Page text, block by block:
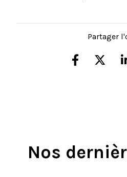
Partager
Nos